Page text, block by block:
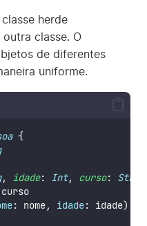
herde
classe. O
de diferentes
uniforme.
{
, idade: Int, curso:
: nome, idade: idade)